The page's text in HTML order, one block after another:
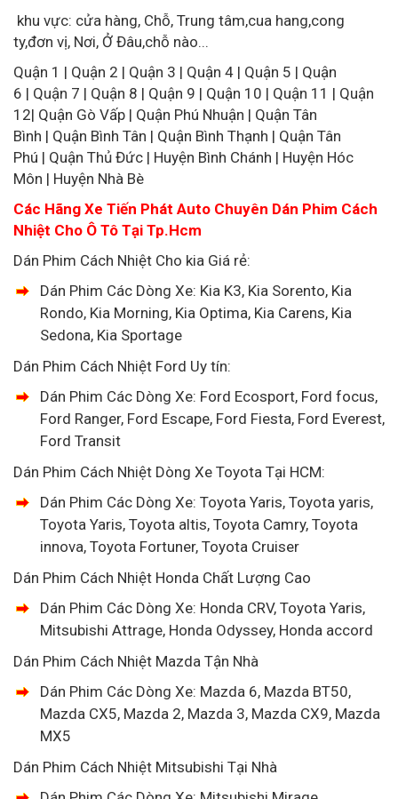
khu vực: cửa hàng, Chỗ, Trung tâm,cua hang,cong
ty,đơn vị, Nơi, Ở Đâu,chỗ nào...
Quận 1 | Quận 2 | Quận 3 | Quận 4 | Quận 5 | Quận
6 | Quận 7 | Quận 8 | Quận 9 | Quận 10 | Quận 11 | Quận
12| Quận Gò Vấp | Quận Phú Nhuận | Quận Tân
Bình | Quận Bình Tân | Quận Bình Thạnh | Quận Tân
Phú | Quận Thủ Đức | Huyện Bình Chánh | Huyện Hóc
Môn | Huyện Nhà Bè
Các Hãng Xe Tiến Phát Auto Chuyên Dán Phim Cách
Nhiệt Cho Ô Tô Tại Tp.Hcm
Dán Phim Cách Nhiệt Cho kia Giá rẻ:
Dán Phim Các Dòng Xe: Kia K3, Kia Sorento, Kia
Rondo, Kia Morning, Kia Optima, Kia Carens, Kia
Sedona, Kia Sportage
Dán Phim Cách Nhiệt Ford Uy tín:
Dán Phim Các Dòng Xe: Ford Ecosport, Ford focus,
Ford Ranger, Ford Escape, Ford Fiesta, Ford Everest,
Ford Transit
Dán Phim Cách Nhiệt Dòng Xe Toyota Tại HCM:
Dán Phim Các Dòng Xe: Toyota Yaris, Toyota yaris,
Toyota Yaris, Toyota altis, Toyota Camry, Toyota
innova, Toyota Fortuner, Toyota Cruiser
Dán Phim Cách Nhiệt Honda Chất Lượng Cao
Dán Phim Các Dòng Xe: Honda CRV, Toyota Yaris,
Mitsubishi Attrage, Honda Odyssey, Honda accord
Dán Phim Cách Nhiệt Mazda Tận Nhà
Dán Phim Các Dòng Xe: Mazda 6, Mazda BT50,
Mazda CX5, Mazda 2, Mazda 3, Mazda CX9, Mazda
MX5
Dán Phim Cách Nhiệt Mitsubishi Tại Nhà